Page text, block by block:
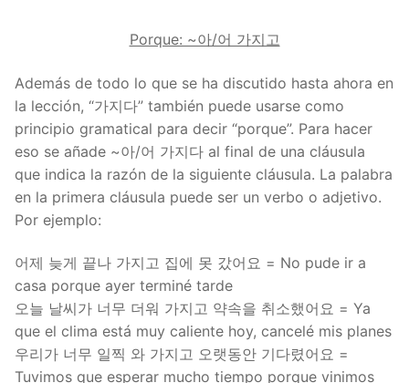
Porque: ~아/어 가지고
Además de todo lo que se ha discutido hasta ahora en
la lección, “가지다” también puede usarse como
principio gramatical para decir “porque”. Para hacer
eso se añade ~아/어 가지다 al final de una cláusula
que indica la razón de la siguiente cláusula. La palabra
en la primera cláusula puede ser un verbo o adjetivo.
Por ejemplo:
어제 늦게 끝나 가지고 집에 못 갔어요 = No pude ir a
casa porque ayer terminé tarde
오늘 날씨가 너무 더워 가지고 약속을 취소했어요 = Ya
que el clima está muy caliente hoy, cancelé mis planes
우리가 너무 일찍 와 가지고 오랫동안 기다렸어요 =
Tuvimos que esperar mucho tiempo porque vinimos